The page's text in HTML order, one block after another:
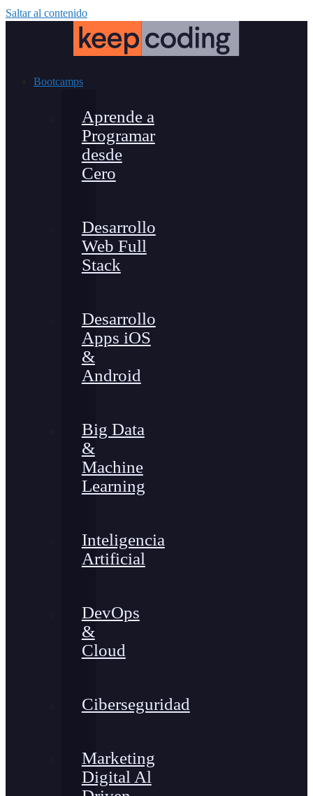
Saltar al contenido
Bootcamps
Aprende a
Programar
desde
Cero
Desarrollo
Web Full
Stack
Desarrollo
Apps iOS
&
Android
Big Data
&
Machine
Learning
Inteligencia
Artificial
DevOps
&
Cloud
Ciberseguridad
Marketing
Digital Al